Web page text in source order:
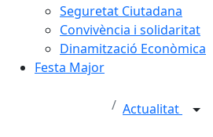
Seguretat Ciutadana
Convivència i solidaritat
Dinamització Econòmica
Festa Major
Actualitat